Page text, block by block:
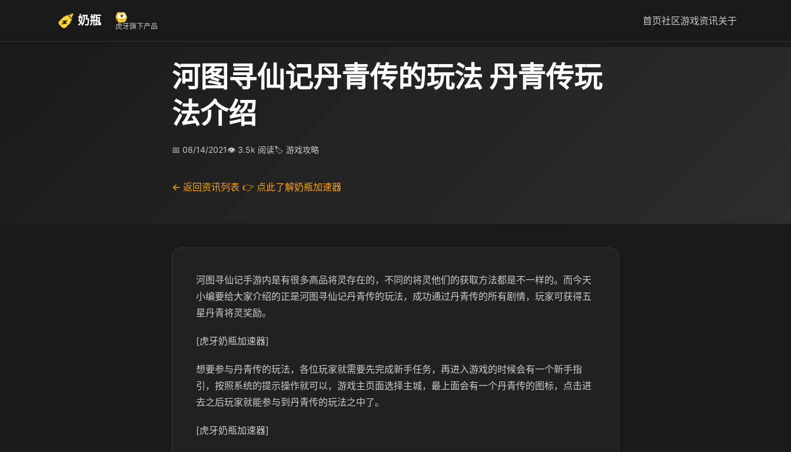
奶瓶 虎牙旗下产品 首页社区游戏资讯关于
河图寻仙记丹青传的玩法 丹青传玩
法介绍
📅 08/14/2021👁 3.5k 阅读🏷 游戏攻略
← 返回资讯列表 👉 点此了解奶瓶加速器
河图寻仙记手游内是有很多高品将灵存在的，不同的将灵他们的获取方法都是不一样的。而今天
小编要给大家介绍的正是河图寻仙记丹青传的玩法，成功通过丹青传的所有剧情，玩家可获得五
星丹青将灵奖励。
[虎牙奶瓶加速器]
想要参与丹青传的玩法，各位玩家就需要先完成新手任务，再进入游戏的时候会有一个新手指
引，按照系统的提示操作就可以，游戏主页面选择主城，最上面会有一个丹青传的图标，点击进
去之后玩家就能参与到丹青传的玩法之中了。
[虎牙奶瓶加速器]